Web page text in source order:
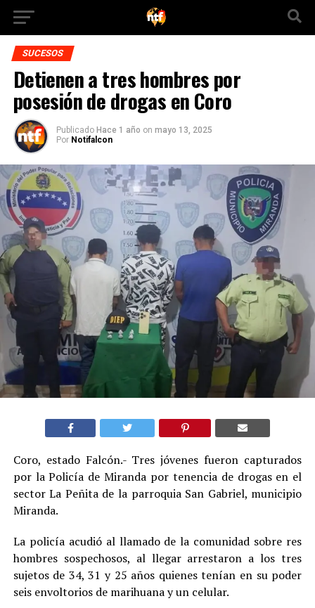
SUCESOS
Detienen a tres hombres por
posesión de drogas en Coro
Publicado Hace 1 año on mayo 13, 2025
Por Notifalcon
Coro, estado Falcón.- Tres jóvenes fueron capturados
por la Policía de Miranda por tenencia de drogas en el
sector La Peñita de la parroquia San Gabriel, municipio
Miranda.
La policía acudió al llamado de la comunidad sobre res
hombres sospechosos, al llegar arrestaron a los tres
sujetos de 34, 31 y 25 años quienes tenían en su poder
seis envoltorios de marihuana y un celular.